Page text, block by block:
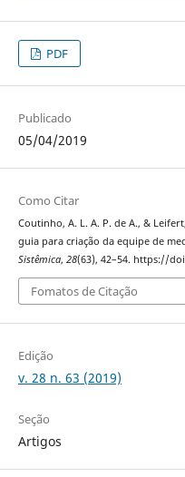
PDF
Publicado
05/04/2019
Como Citar
Coutinho, A. L. A. P. de A., &
guia para criação da equipe de
Sistêmica, 28(63), 42–54. https://
Fomatos de Citação
Edição
v. 28 n. 63 (2019)
Seção
Artigos